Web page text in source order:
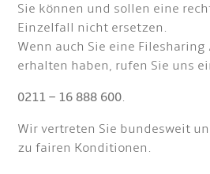
Sie können und sollen eine
Einzelfall nicht ersetzen.
Wenn auch Sie eine
erhalten haben, rufen Sie uns
0211 – 16 888 600.
Wir vertreten Sie bundesweit
zu fairen Konditionen.